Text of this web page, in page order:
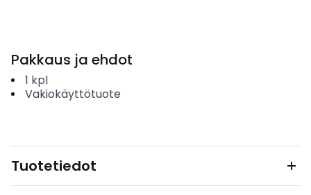
Pakkaus ja ehdot
1 kpl
Vakiokäyttötuote
Tuotetiedot